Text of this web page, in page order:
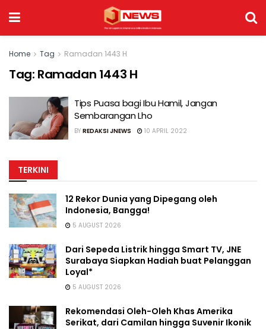
Home Tag Ramadan 1443 H
Tag: Ramadan 1443 H
Tips Puasa bagi Ibu Hamil, Jangan
Sembarangan Lho
BY REDAKSI JNEWS 10 APRIL 2022
TERKINI
12 Rekor Dunia yang Dipegang oleh
Indonesia, Bangga!
5 AUGUST 2026
Dari Sepeda Listrik hingga Smart TV, JNE
Surabaya Siapkan Hadiah buat Pelanggan
Loyal*
5 AUGUST 2026
Rekomendasi Oleh-Oleh Khas Amerika
Serikat, dari Camilan hingga Suvenir Ikonik